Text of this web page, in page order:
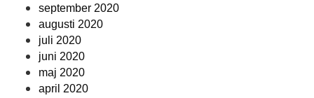
september 2020
augusti 2020
juli 2020
juni 2020
maj 2020
april 2020